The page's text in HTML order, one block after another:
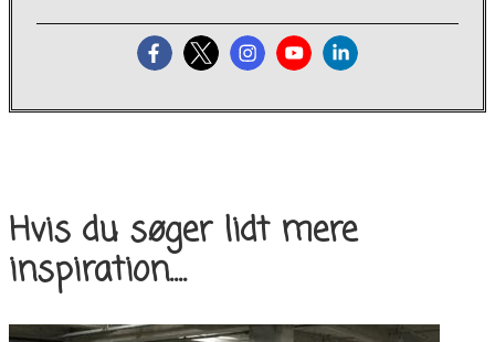
Hvis du søger lidt mere
inspiration....